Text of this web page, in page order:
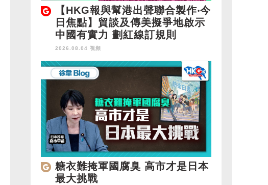
【HKG報與幫港出聲聯合製作‧今
日焦點】貿談及傳美擬爭地啟示
中國有實力 劃紅線訂規則
2026.08.04 視頻
糖衣難掩軍國腐臭 高市才是日本
最大挑戰